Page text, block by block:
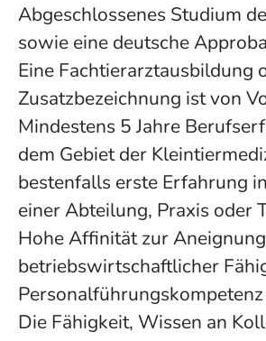
Abgeschlossenes Studium
sowie eine deutsche
Eine Fachtierarztausbildung
Zusatzbezeichnung ist von
Mindestens 5 Jahre
dem Gebiet der
bestenfalls erste Erfahrung
einer Abteilung, Praxis oder
Hohe Affinität zur Aneignung
betriebswirtschaftlicher
Personalführungskompetenz
Die Fähigkeit, Wissen an